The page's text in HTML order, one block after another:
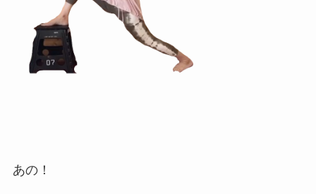
あの！